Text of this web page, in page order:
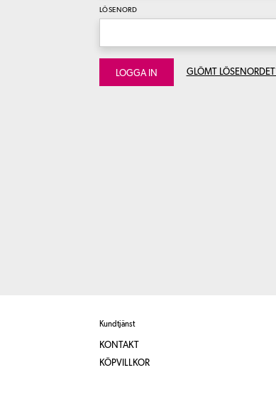
LÖSENORD
LOGGA IN GLÖMT
Kundtjänst
KONTAKT
KÖPVILLKOR